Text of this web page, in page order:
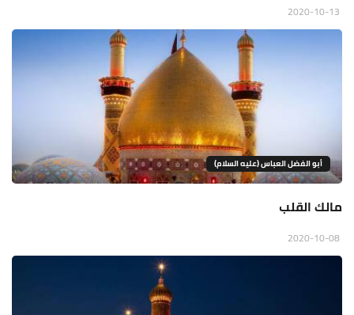
أبو الفضل العباس (عليه السلام)
مالك القلب